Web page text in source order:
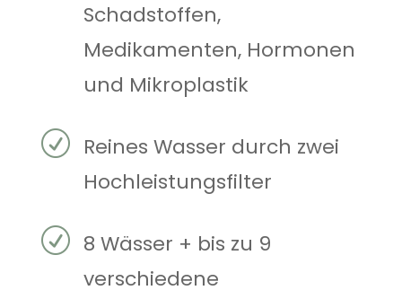
Schadstoffen,
Medikamenten, Hormonen
und Mikroplastik
R Reines Wasser durch zwei
Hochleistungsfilter
R 8 Wässer + bis zu 9
verschiedene